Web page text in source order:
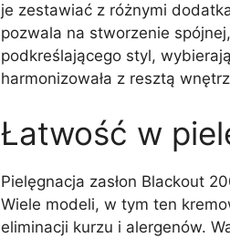
je zestawiać z różnymi
pozwala na stworzenie
podkreślającego styl,
harmonizowała z resztą
Łatwość w
Pielęgnacja zasłon Blackout
Wiele modeli, w tym ten
eliminacji kurzu i alergenów.